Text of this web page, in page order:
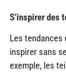
S’inspirer des
Les tendances
inspirer sans
exemple, les